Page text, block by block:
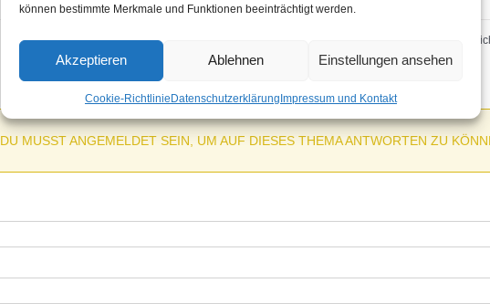
können bestimmte Merkmale und Funktionen beeinträchtigt werden.
Akzeptieren Ablehnen Einstellungen ansehen
Cookie-RichtlinieDatenschutzerklärungImpressum und Kontakt
DU MUSST ANGEMELDET SEIN, UM AUF DIESES THEMA ANTWORTEN ZU